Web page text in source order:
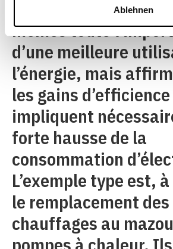
Ablehnen
électrique
mêmes toute
d’une meilleure
l’énergie, mais
les gains
impliquent
forte hausse de la
consommation
L’exemple type est,
le remplacement des
chauffages au